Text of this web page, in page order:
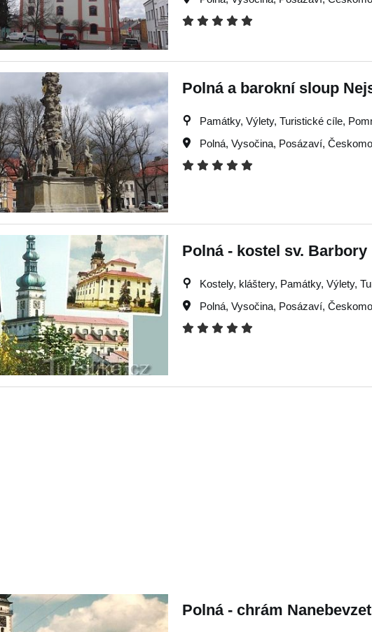
Polná a barokní sloup
Památky, Výlety, Turistické cíle,
Polná, Vysočina, Posázaví,
Polná - kostel sv. Barbory
Kostely, kláštery, Památky, Výlety,
Polná, Vysočina, Posázaví,
Polná - chrám